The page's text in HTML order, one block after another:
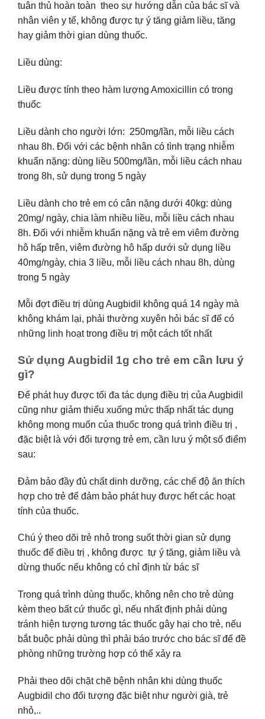
tuân thủ hoàn toàn theo sự hướng dẫn của bác sĩ và
nhân viên y tế, không được tự ý tăng giảm liều, tăng
hay giảm thời gian dùng thuốc.
Liều dùng:
Liều được tính theo hàm lượng Amoxicillin có trong
thuốc
Liều dành cho người lớn: 250mg/lần, mỗi liều cách
nhau 8h. Đối với các bệnh nhân có tình trạng nhiễm
khuẩn nặng: dùng liều 500mg/lần, mỗi liều cách nhau
trong 8h, sử dụng trong 5 ngày
Liều dành cho trẻ em có cân nặng dưới 40kg: dùng
20mg/ ngày, chia làm nhiều liều, mỗi liều cách nhau
8h. Đối với nhiễm khuẩn nặng và trẻ em viêm đường
hô hấp trên, viêm đường hô hấp dưới sử dụng liều
40mg/ngày, chia 3 liều, mỗi liều cách nhau 8h, dùng
trong 5 ngày
Mỗi đợt điều trị dùng Augbidil không quá 14 ngày mà
không khám lại, phải thường xuyên hỏi bác sĩ để có
những linh hoạt trong điều trị một cách tốt nhất
Sử dụng Augbidil 1g cho trẻ em cần lưu ý
gì?
Để phát huy được tối đa tác dụng điều trị của Augbidil
cũng như giảm thiểu xuống mức thấp nhất tác dụng
không mong muốn của thuốc trong quá trình điều trị ,
đặc biệt là với đối tượng trẻ em, cần lưu ý một số điểm
sau:
Đảm bảo đầy đủ chất dinh dưỡng, các chế độ ăn thích
hợp cho trẻ để đảm bảo phát huy được hết các hoạt
tính của thuốc.
Chú ý theo dõi trẻ nhỏ trong suốt thời gian sử dụng
thuốc để điều trị , không được tự ý tăng, giảm liều và
dừng thuốc nếu không có chỉ định từ bác sĩ
Trong quá trình dùng thuốc, không nên cho trẻ dùng
kèm theo bất cứ thuốc gì, nếu nhất định phải dùng
tránh hiện tượng tương tác thuốc gây hại cho trẻ, nếu
bắt buộc phải dùng thì phải báo trước cho bác sĩ để đề
phòng những trường hợp có thể xảy ra
Phải theo dõi chặt chẽ bệnh nhân khi dùng thuốc
Augbidil cho đối tượng đặc biệt như người già, trẻ
nhỏ,..